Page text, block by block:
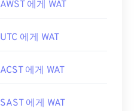
AWST 에게 WAT
UTC 에게 WAT
ACST 에게 WAT
SAST 에게 WAT